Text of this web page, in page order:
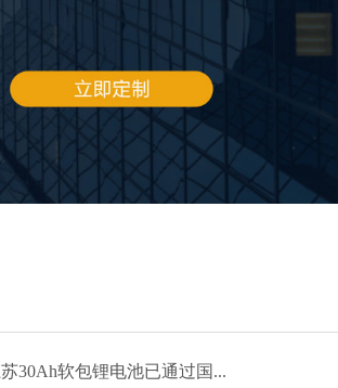
30Ah软包锂电池已通过国...